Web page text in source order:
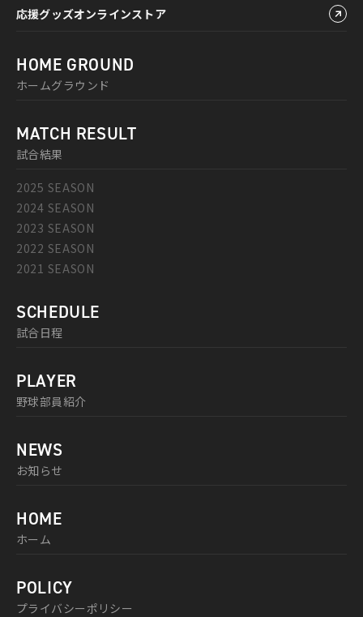
応援グッズオンラインストア
HOME GROUND
ホームグラウンド
MATCH RESULT
試合結果
2025 SEASON
2024 SEASON
2023 SEASON
2022 SEASON
2021 SEASON
SCHEDULE
試合日程
PLAYER
野球部員紹介
NEWS
お知らせ
HOME
ホーム
POLICY
プライバシーポリシー